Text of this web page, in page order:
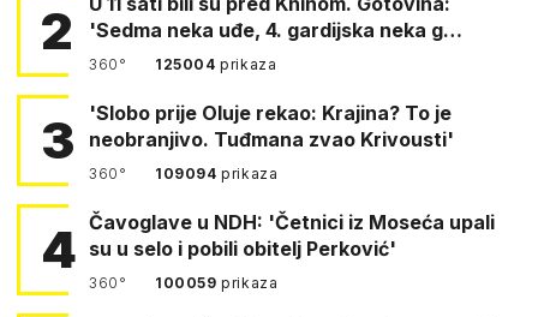
2
'Sedma neka uđe, 4. gardijska neka g…
360° 125004prikaza
3
'Slobo prije Oluje rekao: Krajina? To je
neobranjivo. Tuđmana zvao Krivousti'
360° 109094prikaza
4 Čavoglave u NDH: 'Četnici iz Moseća upali
su u selo i pobili obitelj Perković'
360° 100059prikaza